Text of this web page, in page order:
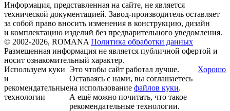
Информация, представленная на сайте, не является
технической документацией. Завод-производитель оставляет
за собой право вносить изменения в конструкцию, дизайн
и комплектацию изделий без предварительного уведомления.
© 2002-2026, ROMANA Политика обработки данных
Размещенная информация не является публичной офертой и
носит ознакомительный характер.
Используем куки
и
рекомендательные
технологии
Это чтобы сайт работал лучше.
Оставаясь с нами, вы соглашаетесь
на использование файлов куки.
А ещё можно почитать, что такое
рекомендательные технологии.
Хорошо